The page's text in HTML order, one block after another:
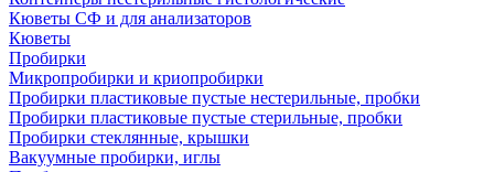
Кюветы СФ и для анализаторов
Кюветы
Пробирки
Микропробирки и криопробирки
Пробирки пластиковые пустые нестерильные, пробки
Пробирки пластиковые пустые стерильные, пробки
Пробирки стеклянные, крышки
Вакуумные пробирки, иглы